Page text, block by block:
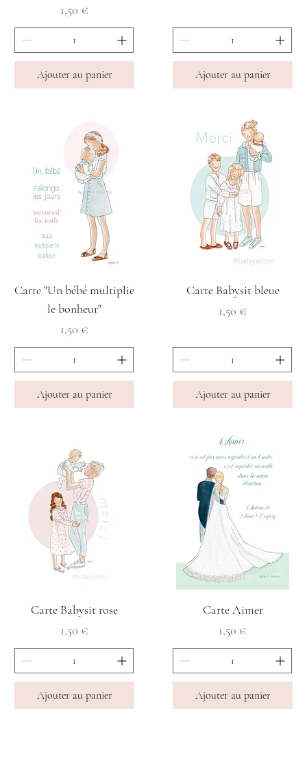
Prix
1,50 €
Ajouter au panier Ajouter au panier
Carte "Un bébé multiplie
le bonheur"
Prix
1,50 €
Ajouter au panier
Carte Babysit bleue
Prix
1,50 €
Ajouter au panier
Carte Babysit rose
Prix
1,50 €
Ajouter au panier
Carte Aimer
Prix
1,50 €
Ajouter au panier